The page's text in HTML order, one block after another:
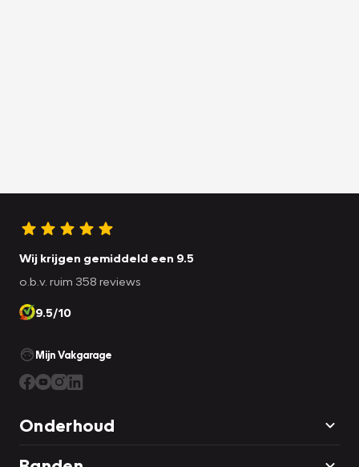
Wij krijgen gemiddeld een 9.5
o.b.v. ruim 358 reviews
9.5/10
Mijn Vakgarage
Onderhoud